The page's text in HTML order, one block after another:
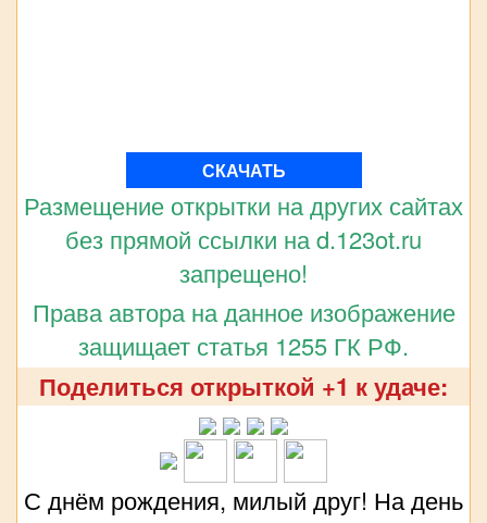
СКАЧАТЬ
Размещение открытки на других сайтах
без прямой ссылки на d.123ot.ru
запрещено!
Права автора на данное изображение
защищает статья 1255 ГК РФ.
Поделиться открыткой +1 к удаче:
С днём рождения, милый друг! На день